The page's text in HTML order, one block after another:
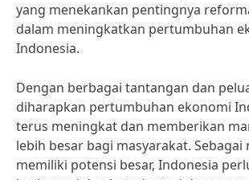
yang menekankan pentingnya
dalam meningkatkan pertumbuhan
Indonesia.
Dengan berbagai tantangan dan
diharapkan pertumbuhan ekonomi
terus meningkat dan memberikan
lebih besar bagi masyarakat. Sebagai
memiliki potensi besar, Indonesia